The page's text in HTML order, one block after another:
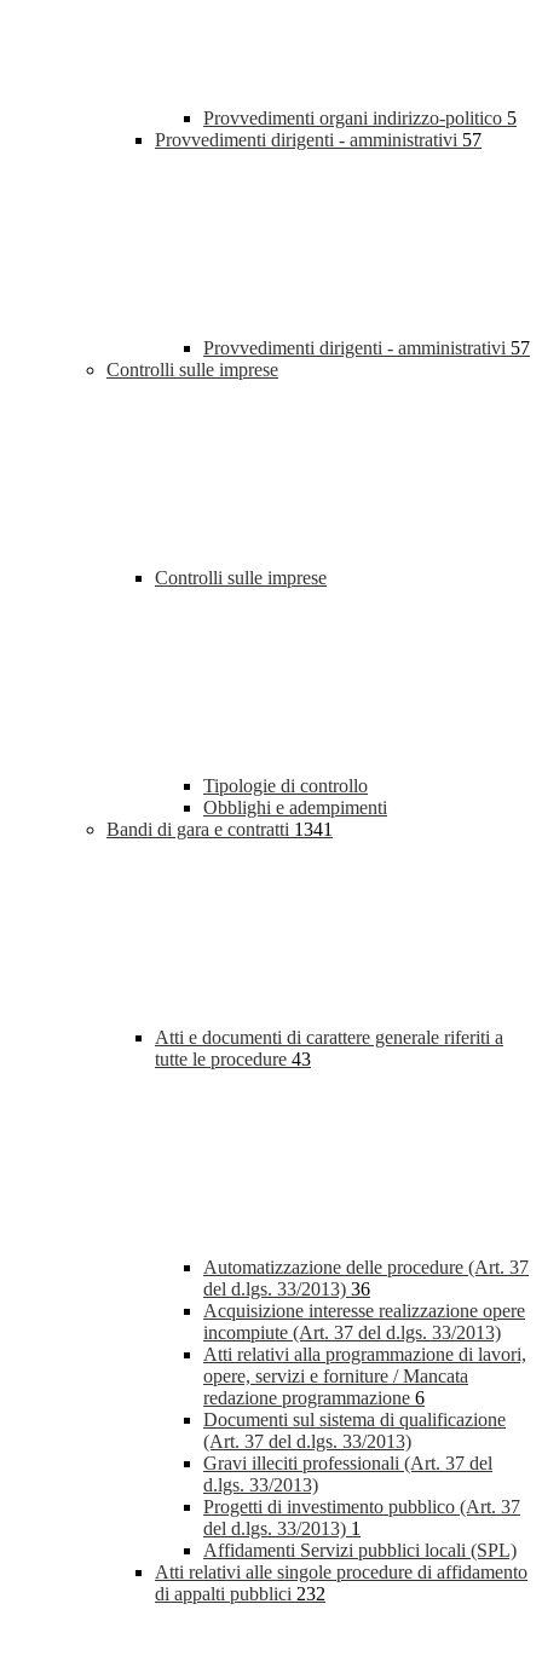
Provvedimenti organi indirizzo-politico 5
Provvedimenti dirigenti - amministrativi 57
Provvedimenti dirigenti - amministrativi 57
Controlli sulle imprese
Controlli sulle imprese
Tipologie di controllo
Obblighi e adempimenti
Bandi di gara e contratti 1341
Atti e documenti di carattere generale riferiti a
tutte le procedure 43
Automatizzazione delle procedure (Art. 37
del d.lgs. 33/2013) 36
Acquisizione interesse realizzazione opere
incompiute (Art. 37 del d.lgs. 33/2013)
Atti relativi alla programmazione di lavori,
opere, servizi e forniture / Mancata
redazione programmazione 6
Documenti sul sistema di qualificazione
(Art. 37 del d.lgs. 33/2013)
Gravi illeciti professionali (Art. 37 del
d.lgs. 33/2013)
Progetti di investimento pubblico (Art. 37
del d.lgs. 33/2013) 1
Affidamenti Servizi pubblici locali (SPL)
Atti relativi alle singole procedure di affidamento
di appalti pubblici 232